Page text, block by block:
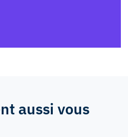
aussi vous